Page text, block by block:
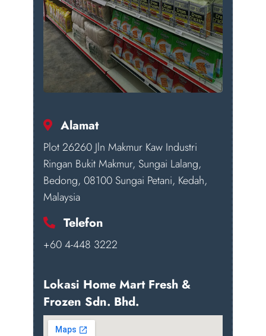
Alamat
Plot 26260 Jln Makmur Kaw Industri
Ringan Bukit Makmur, Sungai Lalang,
Bedong, 08100 Sungai Petani, Kedah,
Malaysia
Telefon
+60 4-448 3222
Lokasi Home Mart Fresh &
Frozen Sdn. Bhd.